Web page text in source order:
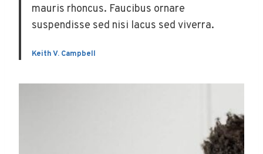
mauris rhoncus. Faucibus ornare
suspendisse sed nisi lacus sed viverra.
Keith V. Campbell